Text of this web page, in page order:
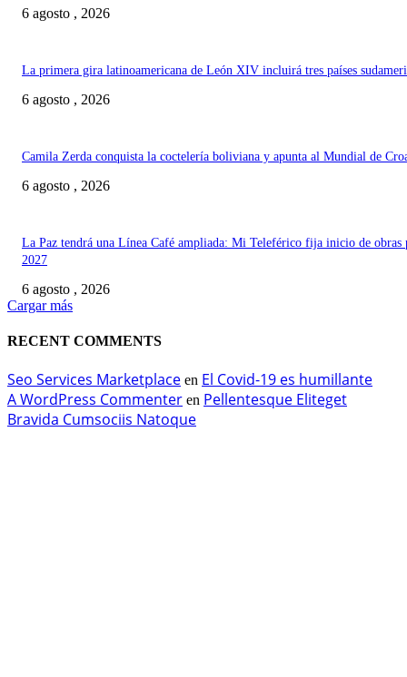
6 agosto , 2026
La primera gira latinoamericana de León XIV incluirá tres países
6 agosto , 2026
Camila Zerda conquista la coctelería boliviana y apunta al Mundial de
6 agosto , 2026
La Paz tendrá una Línea Café ampliada: Mi Teleférico fija inicio de obras
2027
6 agosto , 2026
Cargar más
RECENT COMMENTS
Seo Services Marketplace en El Covid-19 es humillante
A WordPress Commenter en Pellentesque Eliteget
Bravida Cumsociis Natoque